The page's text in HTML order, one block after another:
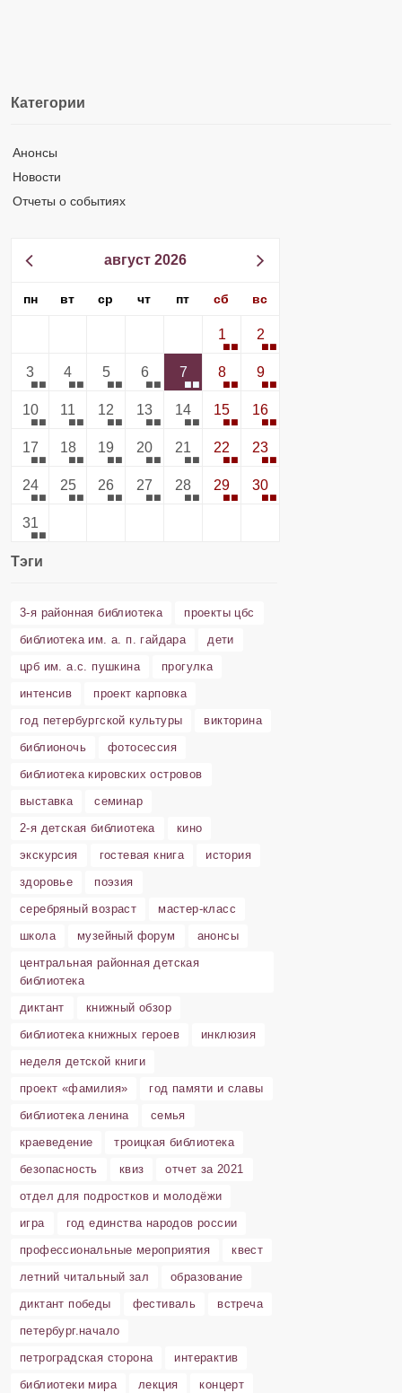
Категории
Анонсы
Новости
Отчеты о событиях
август 2026
пн вт ср чт пт сб вс
1 2
3 4 5 6 7 8 9
10 11 12 13 14 15 16
17 18 19 20 21 22 23
24 25 26 27 28 29 30
31
Тэги
3-я районная библиотека
проекты цбс
библиотека им. а. п. гайдара
дети
црб им. а.с. пушкина
прогулка
интенсив
проект карповка
год петербургской культуры
викторина
библионочь
фотосессия
библиотека кировских островов
выставка
семинар
2-я детская библиотека
кино
экскурсия
гостевая книга
история
здоровье
поэзия
серебряный возраст
мастер-класс
школа
музейный форум
анонсы
центральная районная детская
библиотека
диктант
книжный обзор
библиотека книжных героев
инклюзия
неделя детской книги
проект «фамилия»
год памяти и славы
библиотека ленина
семья
краеведение
троицкая библиотека
безопасность
квиз
отчет за 2021
отдел для подростков и молодёжи
игра
год единства народов россии
профессиональные мероприятия
квест
летний читальный зал
образование
диктант победы
фестиваль
встреча
петербург.начало
петроградская сторона
интерактив
библиотеки мира
лекция
концерт